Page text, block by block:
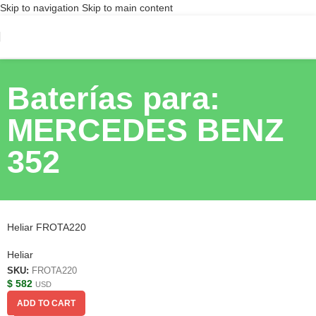
Skip to navigation Skip to main content
Baterías para:
MERCEDES BENZ
352
Heliar FROTA220
Heliar
SKU: FROTA220
$ 582 USD
ADD TO CART